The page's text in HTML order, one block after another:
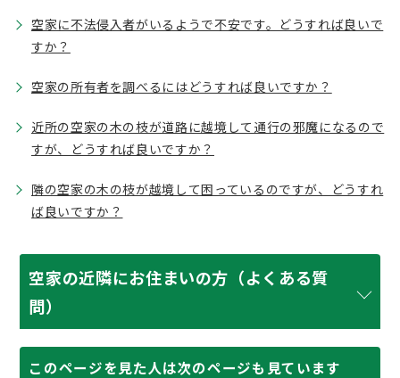
空家に不法侵入者がいるようで不安です。どうすれば良いで
すか？
空家の所有者を調べるにはどうすれば良いですか？
近所の空家の木の枝が道路に越境して通行の邪魔になるので
すが、どうすれば良いですか？
隣の空家の木の枝が越境して困っているのですが、どうすれ
ば良いですか？
空家の近隣にお住まいの方（よくある質
問）
このページを見た人は次のページも見ています